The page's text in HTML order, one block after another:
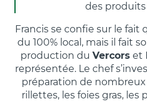
des produits
Francis se confie sur le fait
du 100% local, mais il fait
production du Vercors et
représentée. Le chef
préparation de
rillettes, les foies gras, les